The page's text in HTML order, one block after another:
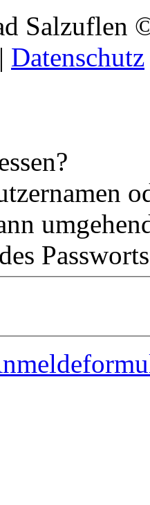
Salzuflen
| Datenschutz